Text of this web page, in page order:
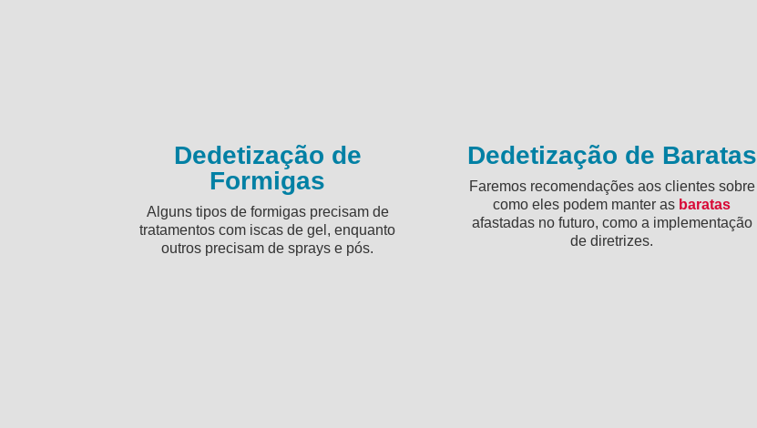
Dedetização de
Formigas
Alguns tipos de formigas precisam de
tratamentos com iscas de gel, enquanto
outros precisam de sprays e pós.
Dedetização de Baratas
Faremos recomendações aos clientes sobre
como eles podem manter as baratas
afastadas no futuro, como a implementação
de diretrizes.